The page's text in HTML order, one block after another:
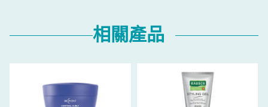
相關產品